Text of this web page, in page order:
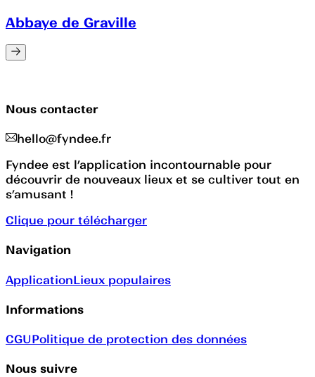
Abbaye de Graville
Nous contacter
hello@fyndee.fr
Fyndee est l’application incontournable pour
découvrir de nouveaux lieux et se cultiver tout en
s’amusant !
Clique pour télécharger
Navigation
ApplicationLieux populaires
Informations
CGUPolitique de protection des données
Nous suivre